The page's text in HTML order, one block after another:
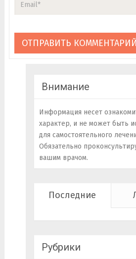
Внимание
Информация несет
характер, и не может быть
для самостоятельного
Обязательно
вашим врачом.
Последние
Рубрики